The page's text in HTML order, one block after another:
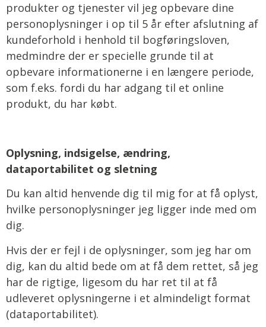
produkter og tjenester vil jeg opbevare dine
personoplysninger i op til 5 år efter afslutning af
kundeforhold i henhold til bogføringsloven,
medmindre der er specielle grunde til at
opbevare informationerne i en længere periode,
som f.eks. fordi du har adgang til et online
produkt, du har købt.
Oplysning, indsigelse, ændring,
dataportabilitet og sletning
Du kan altid henvende dig til mig for at få oplyst,
hvilke personoplysninger jeg ligger inde med om
dig.
Hvis der er fejl i de oplysninger, som jeg har om
dig, kan du altid bede om at få dem rettet, så jeg
har de rigtige, ligesom du har ret til at få
udleveret oplysningerne i et almindeligt format
(dataportabilitet).